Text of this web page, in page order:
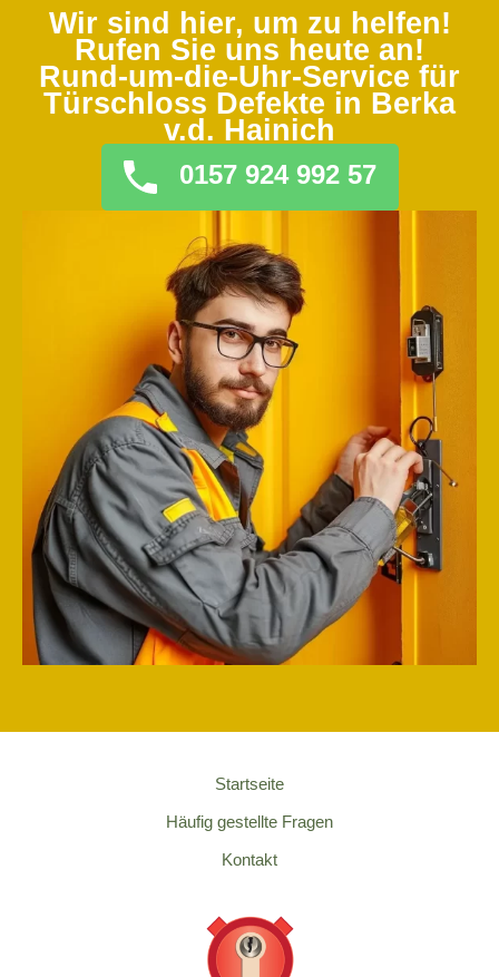
Wir sind hier, um zu helfen!
Rufen Sie uns heute an!
Rund-um-die-Uhr-Service für
Türschloss Defekte in Berka
v.d. Hainich
0157 924 992 57
Startseite
Häufig gestellte Fragen
Kontakt